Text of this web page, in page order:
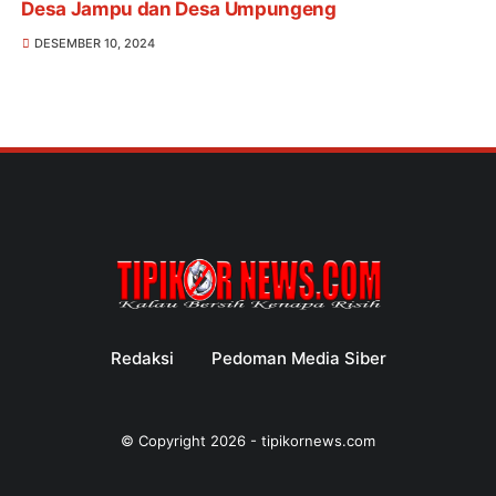
Desa Jampu dan Desa Umpungeng
DESEMBER 10, 2024
Redaksi Pedoman Media Siber
© Copyright 2026 - tipikornews.com